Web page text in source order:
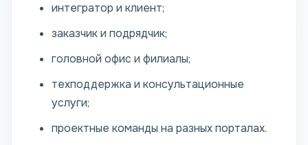
интегратор и клиент;
заказчик и подрядчик;
головной офис и филиалы;
техподдержка и консультационные
услуги;
проектные команды на разных порталах.